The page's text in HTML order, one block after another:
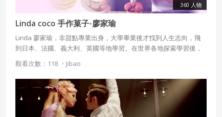
360 人物
Linda coco 手作菓子-廖家瑜
Linda 廖家瑜，非甜點專業出身，大學畢業後才找到人生志向，飛
到日本、法國、義大利、英國等地學習。在世界各地探索學習後，
觀看次數：118 ・ Jibao